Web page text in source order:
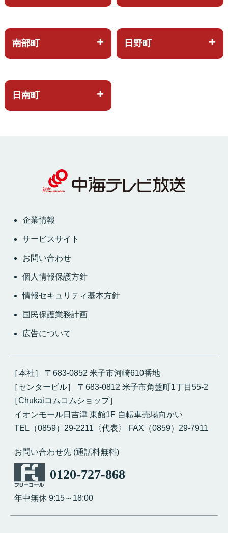
南部町 日野町
日南町
企業情報
サービスサイト
お問い合わせ
個人情報保護方針
情報セキュリティ基本方針
国民保護業務計画
広告について
［本社］ 〒683-0852 米子市河崎610番地
［センタービル］ 〒683-0812 米子市角盤町1丁目55-2
［Chukaiコムコムショップ］
イオンモール日吉津 東館1F 自転車売場向かい
TEL（0859）29-2211〈代表〉 FAX（0859）29-7911
お問い合わせ先 (通話料無料)
0120-727-868
年中無休 9:15～18:00